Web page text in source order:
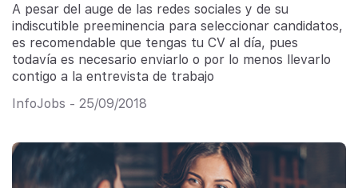
A pesar del auge de las redes sociales y de su
indiscutible preeminencia para seleccionar candidatos,
es recomendable que tengas tu CV al día, pues
todavía es necesario enviarlo o por lo menos llevarlo
contigo a la entrevista de trabajo
InfoJobs - 25/09/2018